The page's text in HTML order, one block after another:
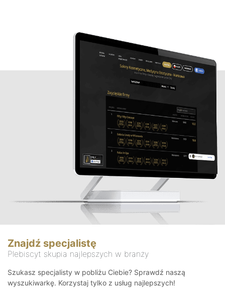
Znajdź specjalistę
Plebiscyt skupia najlepszych w branży
Szukasz specjalisty w pobliżu Ciebie? Sprawdź naszą
wyszukiwarkę. Korzystaj tylko z usług najlepszych!